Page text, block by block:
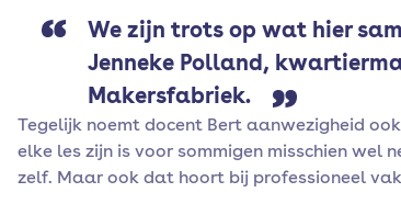
We zijn trots op wat hier
Jenneke Polland,
Makersfabriek.
Tegelijk noemt docent Bert aanwezigheid
elke les zijn is voor sommigen misschien wel
zelf. Maar ook dat hoort bij professioneel